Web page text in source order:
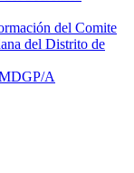
del Comite
del Distrito de
A